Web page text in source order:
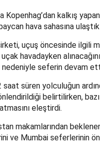
Kopenhag’dan kalkış
hava sahasına
uçuş öncesinde ilgili
havadayken
nedeniyle seferin devam
saat süren yolculuğun
belirtilirken,
eleştirdi.
makamlarından
ve Mumbai seferlerinin